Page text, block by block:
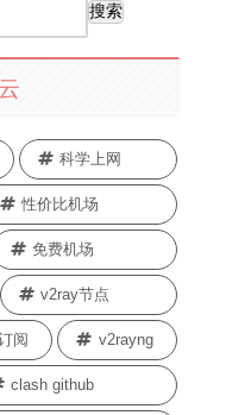
搜索
科学上网
性价比机场
免费机场
v2ray节点
阅 v2rayng
clash github